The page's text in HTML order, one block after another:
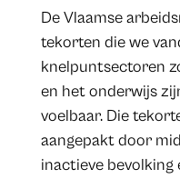
De Vlaamse
tekorten die we
knelpuntsectoren
en het onderwijs
voelbaar. Die
aangepakt door
inactieve bevolking